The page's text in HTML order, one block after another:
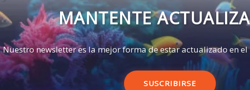
MANTENTE
Nuestro newsletter es la mejor forma de estar actualizado en
SUSCRIBIRSE